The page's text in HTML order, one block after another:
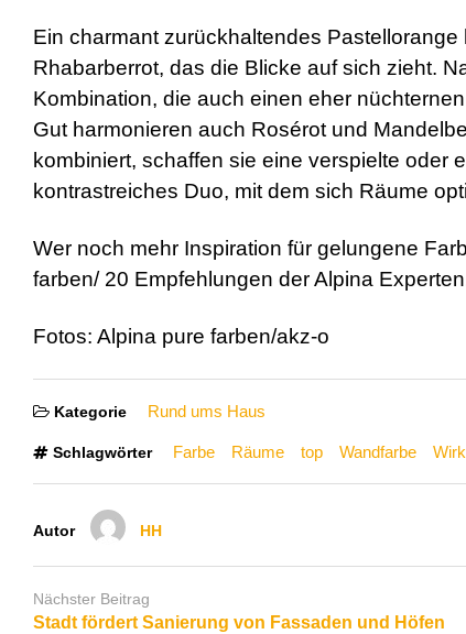
Ein charmant zurückhaltendes
Rhabarberrot, das die Blicke auf sich zieht.
Kombination, die auch einen eher
Gut harmonieren auch Rosérot und
kombiniert, schaffen sie eine verspielte oder
kontrastreiches Duo, mit dem sich Räume
Wer noch mehr Inspiration für gelungene
farben/ 20 Empfehlungen der Alpina
Fotos: Alpina pure farben/akz-o
Kategorie Rund ums Haus
Schlagwörter Farbe Räume top Wandfarbe
Autor HH
Nächster Beitrag
Stadt fördert Sanierung von Fassaden und Höfen